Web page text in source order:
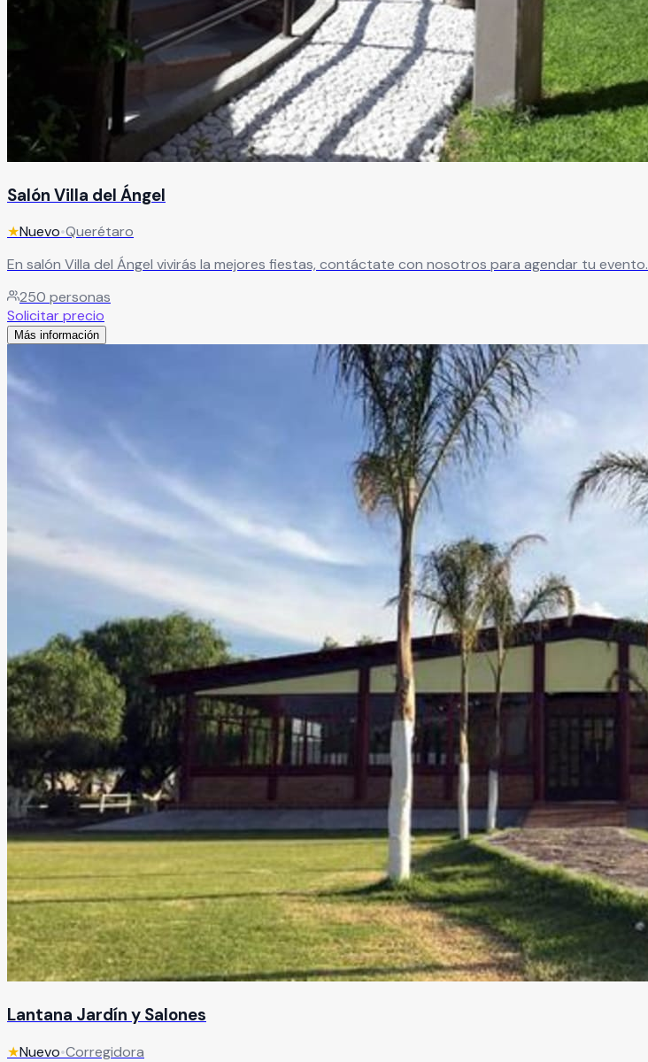
Salón Villa del Ángel
★Nuevo•Querétaro
En salón Villa del Ángel vivirás la mejores fiestas, contáctate con nosotros para agendar tu evento.
250 personas
Solicitar precio
Más información
Lantana Jardín y Salones
★Nuevo•Corregidora